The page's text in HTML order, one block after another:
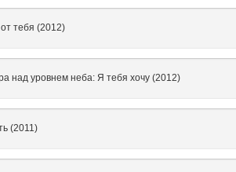
тебя (2012)
над уровнем неба: Я тебя хочу (2012)
(2011)